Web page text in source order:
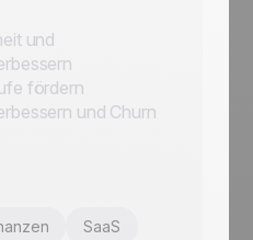
und
fördern
und Churn
SaaS